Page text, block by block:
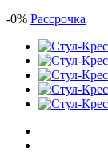
-0% Рассрочка